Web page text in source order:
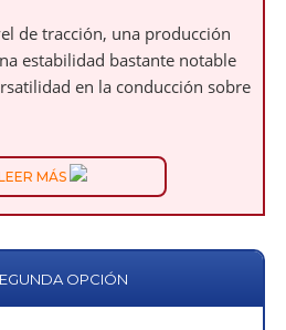
de tracción, una producción
estabilidad bastante notable
en la conducción sobre
MÁS
OPCIÓN